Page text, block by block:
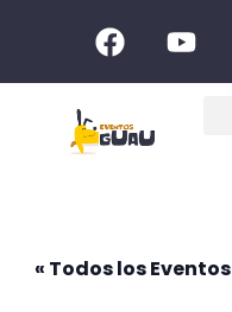
contenido
F
a
c
e
b
Y
o
u
« Todos los Eventos